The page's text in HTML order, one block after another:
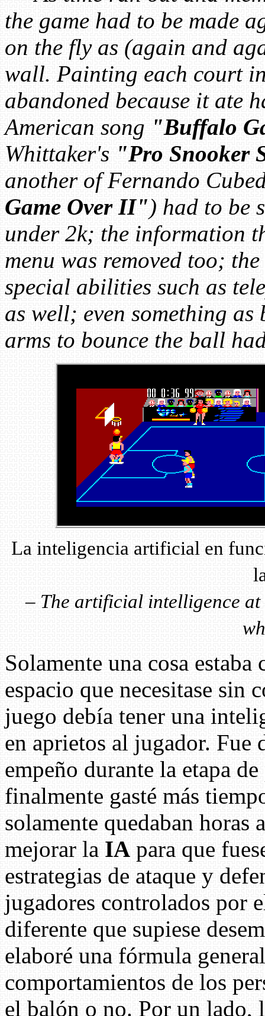
the game had to be made
on the fly as (again and
wall. Painting each court
abandoned because it ate
American song "Buffalo
Whittaker's "Pro Snooker
another of Fernando
Game Over II") had to be
under 2k; the information
menu was removed too;
special abilities such as
as well; even something
arms to bounce the ball
La inteligencia artificial en
– The artificial intelligence
Solamente una cosa
espacio que necesitase
juego debía tener una
en aprietos al jugador.
empeño durante la etapa
finalmente gasté más
solamente quedaban horas
mejorar la IA para que
estrategias de ataque y
jugadores controlados por
diferente que supiese
elaboré una fórmula
comportamientos de los
el balón o no. Por un lado,